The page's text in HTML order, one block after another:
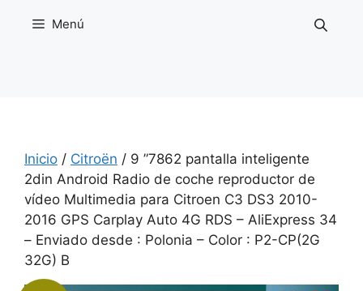
Menú
Inicio / Citroën / 9 ”7862 pantalla inteligente
2din Android Radio de coche reproductor de
vídeo Multimedia para Citroen C3 DS3 2010-
2016 GPS Carplay Auto 4G RDS – AliExpress 34
– Enviado desde : Polonia – Color : P2-CP(2G
32G) B